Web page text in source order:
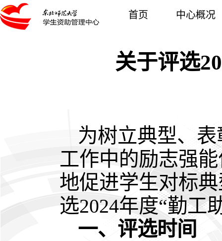
首页 中心概况
关于评选
为树立典型、
工作中的励志强
地促进学生对标
选2024年度“勤工
一、评选时间